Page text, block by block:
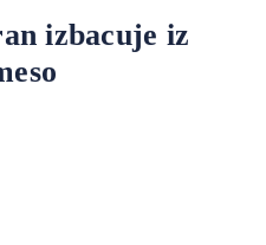
izbacuje iz